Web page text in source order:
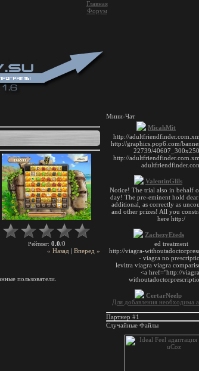
Главная
Форум
Рейтинг: 0.0/0
« Назад | Вперед »
пользователи.
Мини-Чат
Для добавления необходима
Партнер #1
Случайные Файлы